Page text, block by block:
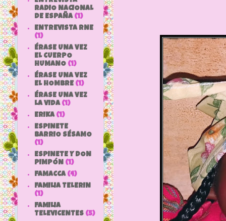
RADIO NACIONAL
DE ESPAÑA (1)
ENTREVISTA RNE
(1)
ÉRASE UNA VEZ
EL CUERPO
HUMANO (1)
ÉRASE UNA VEZ
EL HOMBRE (1)
ÉRASE UNA VEZ
LA VIDA (1)
ERIKA (1)
ESPINETE
BARRIO SÉSAMO
(1)
ESPINETE Y DON
PIMPÓN (1)
FAMACCA (4)
FAMILIA TELERIN
(1)
FAMILIA
TELEVICENTES (5)